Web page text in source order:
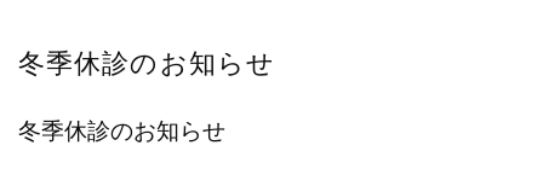
冬季休診のお知らせ
冬季休診のお知らせ